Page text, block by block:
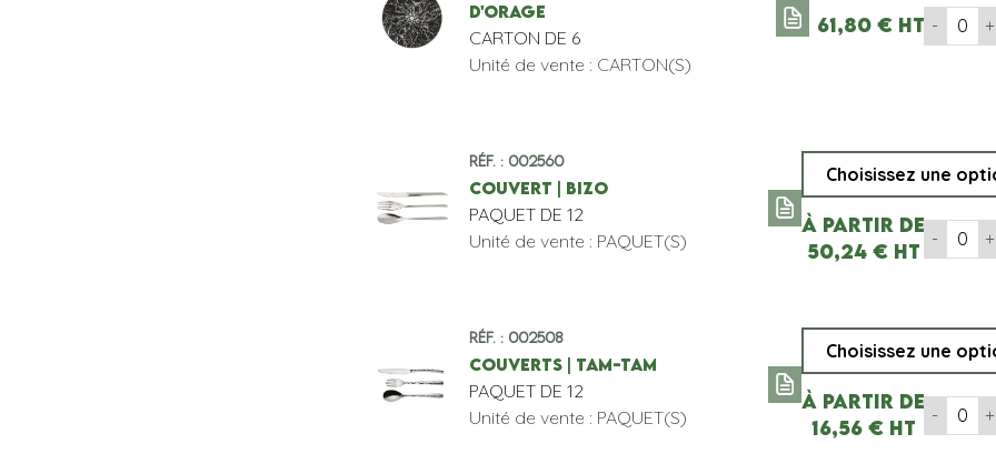
D'ORAGE
CARTON DE 6
Unité de vente : CARTON(S)
61,80€ HT - +
Réf. : 002560
COUVERT | BIZO
PAQUET DE 12
Unité de vente : PAQUET(S)
À partir de
50,24 € HT
- +
Réf. : 002508
COUVERTS | TAM-TAM
PAQUET DE 12
Unité de vente : PAQUET(S)
À partir de
16,56 € HT
- +